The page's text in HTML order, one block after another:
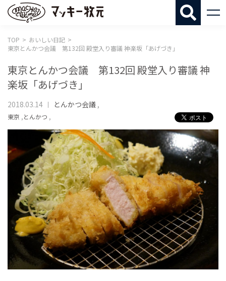
TOP
おいしい日記
東京とんかつ会議 第132回 殿堂入り審議 神楽坂「あげづき」
東京とんかつ会議 第132回 殿堂入り審議 神
楽坂「あげづき」
2018.03.14 とんかつ会議 ,
東京 ,とんかつ ,